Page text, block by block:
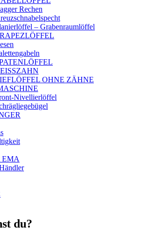
Rechen
– Grabenraumlöffel
OHNE ZÄHNE
Nivellierlöffel
EMA
du?